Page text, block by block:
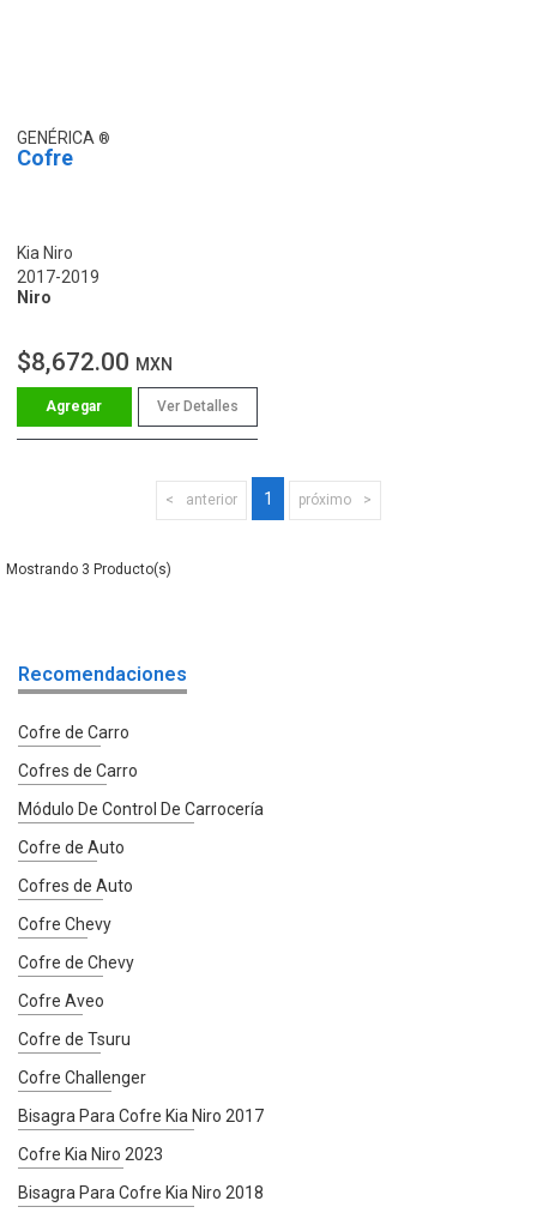
GENÉRICA
Cofre
Kia Niro
2017-2019
Niro
$8,672.00 MXN
Ver Detalles
anterior 1 próximo
3
Recomendaciones
Cofre de Carro
Cofres de Carro
Módulo De Control De Carrocería
Cofre de Auto
Cofres de Auto
Cofre Chevy
Cofre de Chevy
Cofre Aveo
Cofre de Tsuru
Cofre Challenger
Bisagra Para Cofre Kia Niro 2017
Cofre Kia Niro 2023
Bisagra Para Cofre Kia Niro 2018